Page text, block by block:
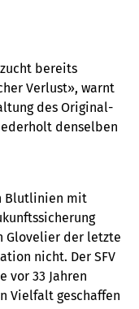
bereits
Verlust», warnt
des Original-
denselben
Blutlinien mit
Glovelier der letzte
nicht. Der SFV
vor 33 Jahren
Vielfalt geschaffen